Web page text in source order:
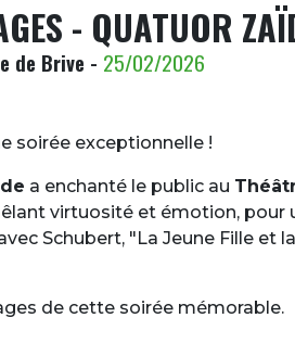
- QUATUOR
de Brive - 25/02/2026
soirée exceptionnelle !
a enchanté le public au
virtuosité et émotion, pour
Schubert, "La Jeune Fille et
de cette soirée mémorable.